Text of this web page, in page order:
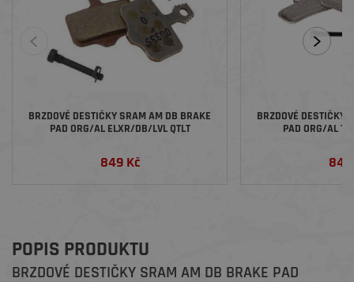
BRZDOVÉ DESTIČKY SRAM AM DB BRAKE
PAD ORG/AL ELXR/DB/LVL QTLT
849 Kč
BRZDOVÉ DESTIČKY
PAD ORG/AL
849
POPIS PRODUKTU
BRZDOVÉ DESTIČKY SRAM AM DB BRAKE PAD